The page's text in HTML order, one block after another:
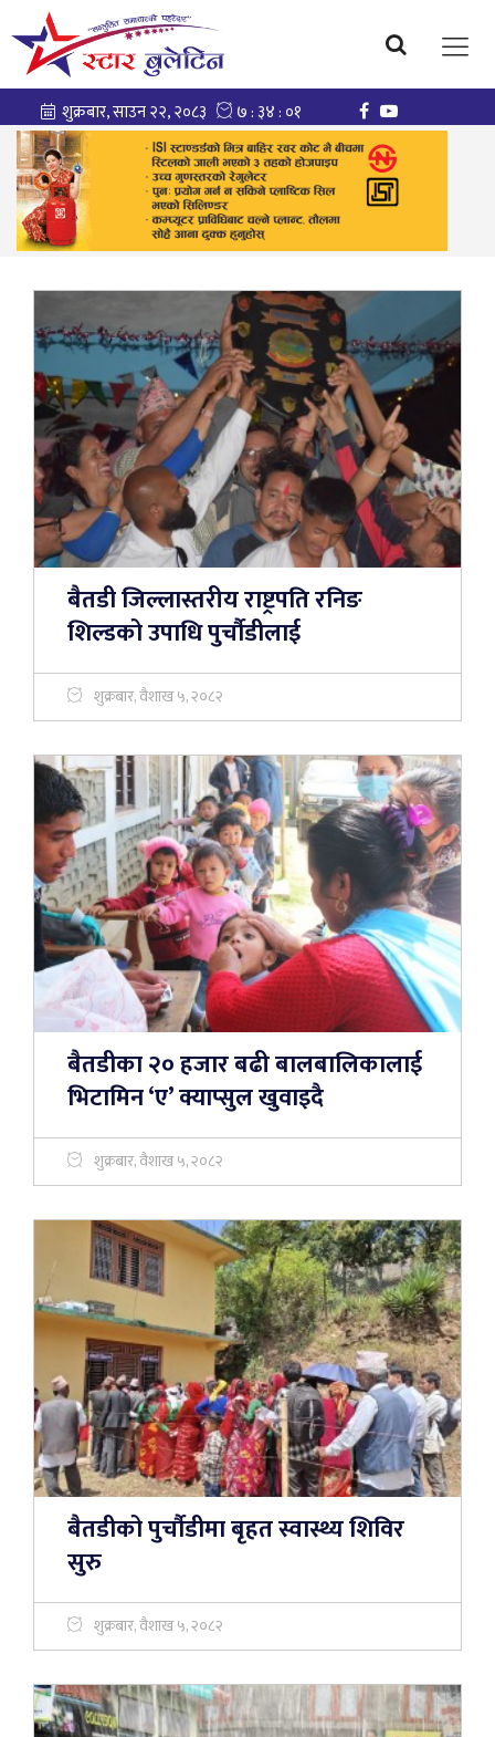
बैतडी जिल्लास्तरीय राष्ट्रपति रनिङ
शिल्डको उपाधि पुर्चाैडीलाई
शुक्रबार, वैशाख ५, २०८२
बैतडीका २० हजार बढी बालबालिकालाई
भिटामिन ‘ए’ क्याप्सुल खुवाइदै
शुक्रबार, वैशाख ५, २०८२
बैतडीको पुर्चाैडीमा बृहत स्वास्थ्य शिविर
सुरु
शुक्रबार, वैशाख ५, २०८२